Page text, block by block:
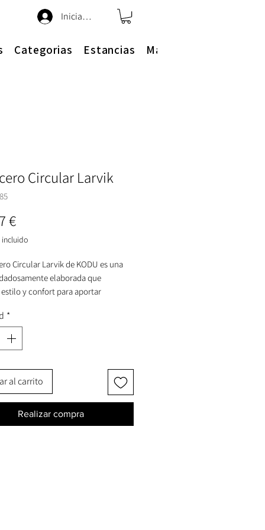
Iniciar sesión
Categorias Estancias Más
Circular Larvik
€Precio
Circular Larvik de KODU es una
elaborada que
y confort para aportar
dimensiones de 160 × 4 × 130 cm y
9 kg, presenta una estructura
con ratán marrón claro y un
en terciopelo color camel que crea
acogedor y elegante.
de espuma en tono topo
*
al carrito
Realizar compra